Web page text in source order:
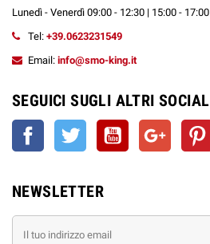
Lunedì - Venerdì 09:00 - 12:30 | 15:00 - 17:00
Tel: +39.0623231549
Email: info@smo-king.it
SEGUICI SUGLI ALTRI SOCIAL
Facebook Twitter YouTube Google+
NEWSLETTER